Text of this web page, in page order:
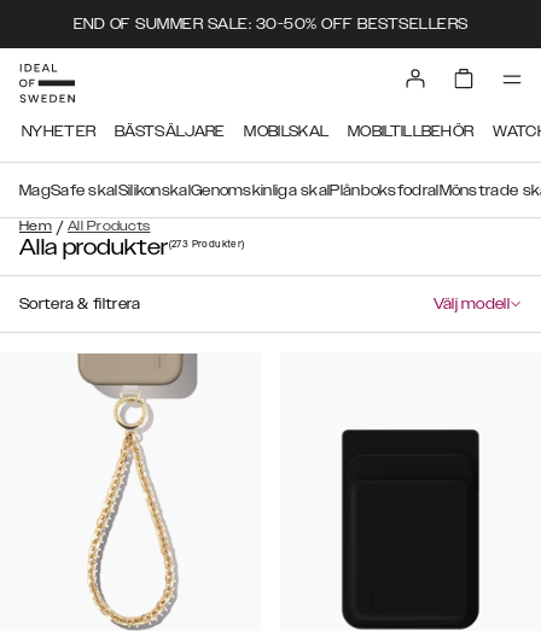
END OF SUMMER SALE: 30-50% OFF BESTSELLERS
NYHETER BÄSTSÄLJARE MOBILSKAL MOBILTILLBEHÖR
Hem / All Products
MagSafe skal Silikonskal Genomskinliga skal Plånboksfodral Mönstrade
Alla produkter(273 Produkter)
Sortera & filtrera Välj modell